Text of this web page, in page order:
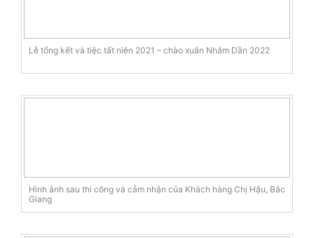
Lễ tổng kết và tiệc tất niên 2021 – chào xuân Nhâm Dần 2022
Hình ảnh sau thi công và cảm nhận của Khách hàng Chị Hậu, Bắc
Giang